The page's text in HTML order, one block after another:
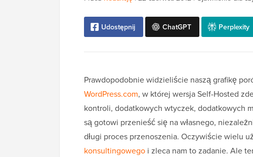
Udostępnij ChatGPT Perplexity
Prawdopodobnie widzieliście naszą grafikę
WordPress.com, w której wersja Self-Hosted
kontroli, dodatkowych wtyczek, dodatkowych
są gotowi przenieść się na własnego,
długi proces przenoszenia. Oczywiście wielu
konsultingowego i zleca nam to zadanie. Ale